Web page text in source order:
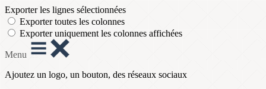
Exporter les lignes sélectionnées
Exporter toutes les colonnes
Exporter uniquement les colonnes affichées
Menu
Ajoutez un logo, un bouton, des réseaux sociaux